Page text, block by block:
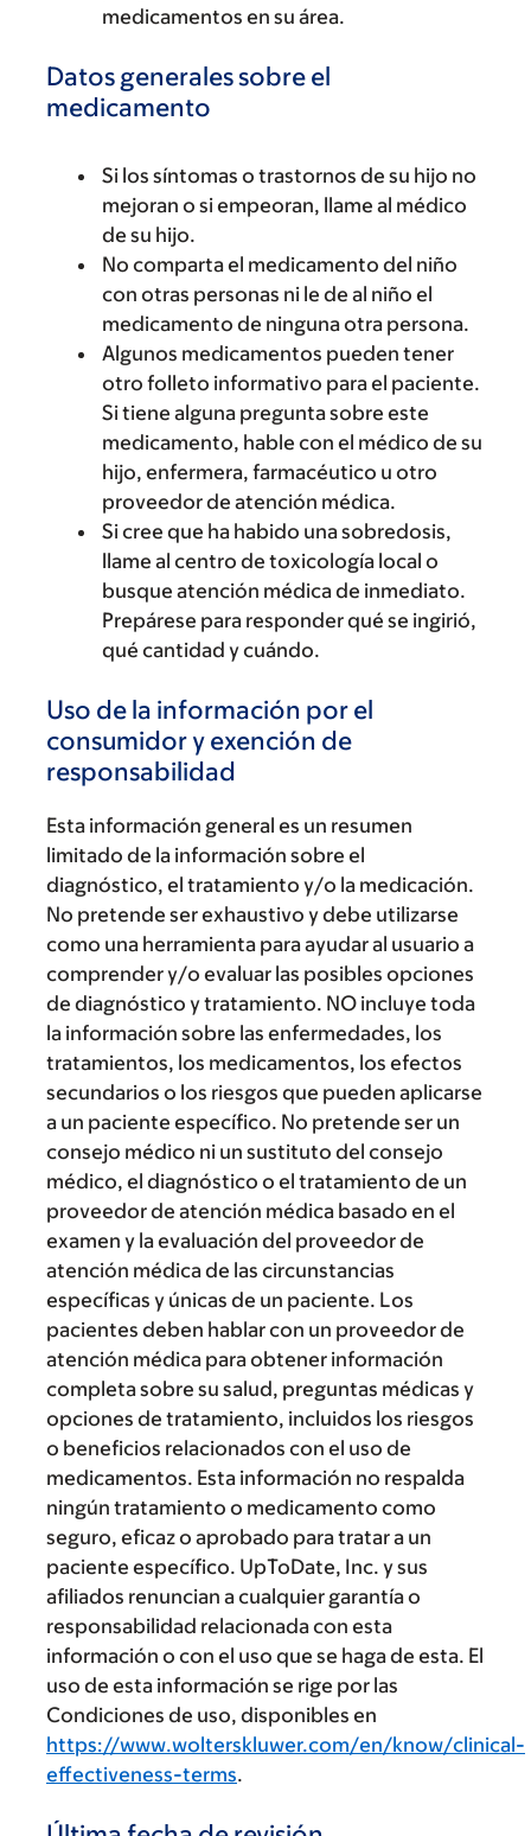
medicamentos en su área.
Datos generales sobre el
medicamento
Si los síntomas o trastornos de su hijo no
mejoran o si empeoran, llame al médico
de su hijo.
No comparta el medicamento del niño
con otras personas ni le de al niño el
medicamento de ninguna otra persona.
Algunos medicamentos pueden tener
otro folleto informativo para el paciente.
Si tiene alguna pregunta sobre este
medicamento, hable con el médico de su
hijo, enfermera, farmacéutico u otro
proveedor de atención médica.
Si cree que ha habido una sobredosis,
llame al centro de toxicología local o
busque atención médica de inmediato.
Prepárese para responder qué se ingirió,
qué cantidad y cuándo.
Uso de la información por el
consumidor y exención de
responsabilidad
Esta información general es un resumen
limitado de la información sobre el
diagnóstico, el tratamiento y/o la medicación.
No pretende ser exhaustivo y debe utilizarse
como una herramienta para ayudar al usuario a
comprender y/o evaluar las posibles opciones
de diagnóstico y tratamiento. NO incluye toda
la información sobre las enfermedades, los
tratamientos, los medicamentos, los efectos
secundarios o los riesgos que pueden aplicarse
a un paciente específico. No pretende ser un
consejo médico ni un sustituto del consejo
médico, el diagnóstico o el tratamiento de un
proveedor de atención médica basado en el
examen y la evaluación del proveedor de
atención médica de las circunstancias
específicas y únicas de un paciente. Los
pacientes deben hablar con un proveedor de
atención médica para obtener información
completa sobre su salud, preguntas médicas y
opciones de tratamiento, incluidos los riesgos
o beneficios relacionados con el uso de
medicamentos. Esta información no respalda
ningún tratamiento o medicamento como
seguro, eficaz o aprobado para tratar a un
paciente específico. UpToDate, Inc. y sus
afiliados renuncian a cualquier garantía o
responsabilidad relacionada con esta
información o con el uso que se haga de esta. El
uso de esta información se rige por las
Condiciones de uso, disponibles en
https://www.wolterskluwer.com/en/know/clinical-
effectiveness-terms.